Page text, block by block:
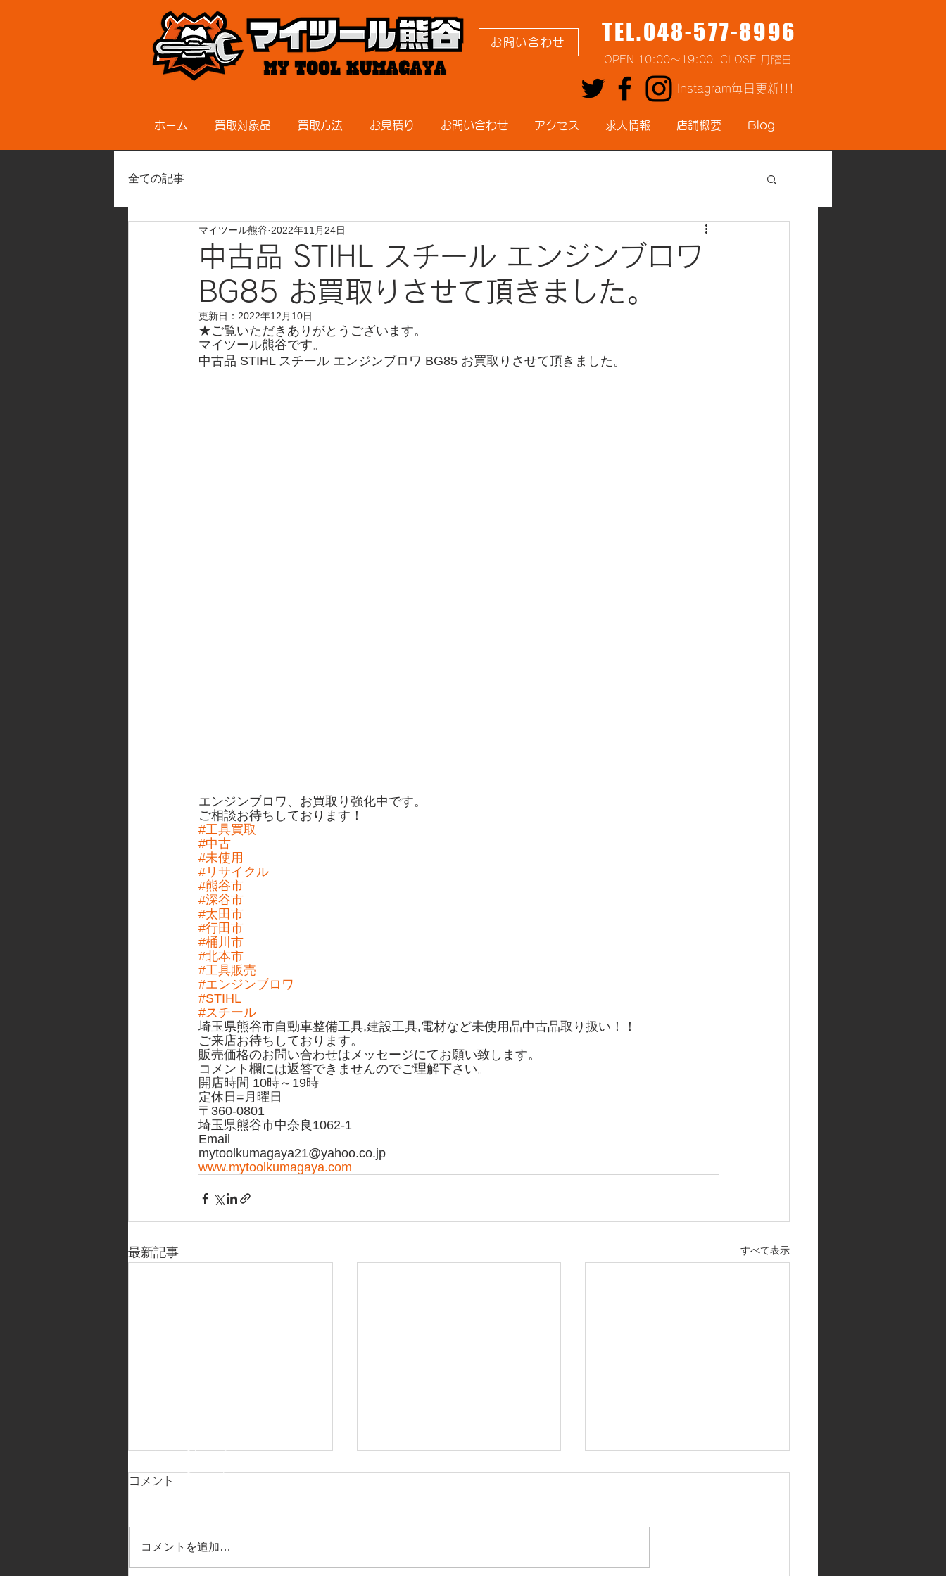
お問い合わせ TEL.048-577-8996
OPEN 10:00～19:00 CLOSE 月曜日
Instagram毎日更新!!!
ホーム 買取対象品 買取方法 お見積り お問い合わせ アクセス 求人情報 店舗概要 Blog
全ての記事
中古品 STIHL スチール エンジンブロワ
BG85 お買取りさせて頂きました。
マイツール熊谷 2022年11月24日
更新日： 2022年12月10日
★ご覧いただきありがとうございます。
マイツール熊谷です。
中古品 STIHL スチール エンジンブロワ BG85 お買取りさせて頂きました。
エンジンブロワ、お買取り強化中です。
ご相談お待ちしております！
#工具買取
#中古
#未使用
#リサイクル
#熊谷市
#深谷市
#太田市
#行田市
#桶川市
#北本市
#工具販売
#エンジンブロワ
#STIHL
#スチール
埼玉県熊谷市自動車整備工具,建設工具,電材など未使用品中古品取り扱い！！
ご来店お待ちしております。
販売価格のお問い合わせはメッセージにてお願い致します。
コメント欄には返答できませんのでご理解下さい。
開店時間 10時～19時
定休日=月曜日
〒360-0801
埼玉県熊谷市中奈良1062-1
Email
mytoolkumagaya21@yahoo.co.jp
www.mytoolkumagaya.com
最新記事 すべて表示
コメント
コメントを追加…